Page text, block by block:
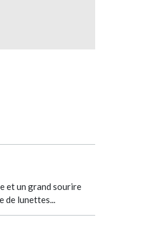
et un grand sourire
de lunettes...